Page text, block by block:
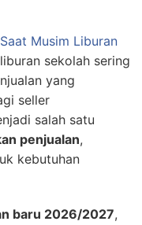
Musim Liburan
sekolah sering
yang
seller
salah satu
penjualan,
kebutuhan
baru 2026/2027,